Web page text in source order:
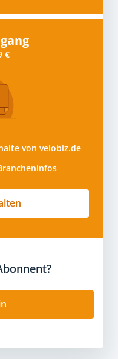
€
von velobiz.de